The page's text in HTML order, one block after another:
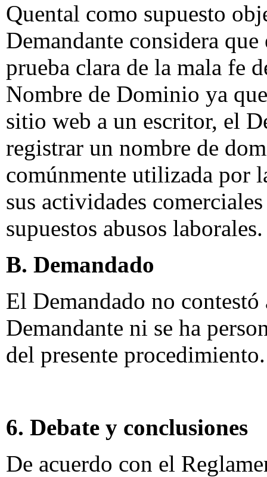
Quental como supuesto
Demandante considera
prueba clara de la mala fe
Nombre de Dominio ya
sitio web a un escritor, el
registrar un nombre de
comúnmente utilizada por
sus actividades
supuestos abusos laborales.
B. Demandado
El Demandado no contestó
Demandante ni se ha
del presente procedimiento.
6. Debate y conclusiones
De acuerdo con el